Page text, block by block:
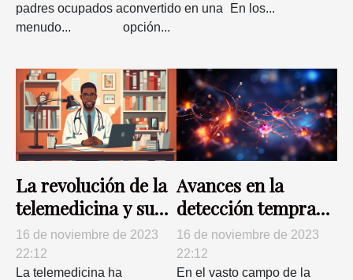
padres ocupados a
menudo...
convertido en una
opción...
En los...
La revolución de la
telemedicina y su
impacto en la
atención sanitaria
16 de noviembre de 2023
22:12
La telemedicina ha
Avances en la
detección temprana
de enfermedades
neurodegenerativas
16 de noviembre de 2023
22:12
En el vasto campo de la